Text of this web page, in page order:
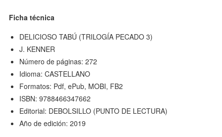
Ficha técnica
DELICIOSO TABÚ (TRILOGÍA PECADO 3)
J. KENNER
Número de páginas: 272
Idioma: CASTELLANO
Formatos: Pdf, ePub, MOBI, FB2
ISBN: 9788466347662
Editorial: DEBOLSILLO (PUNTO DE LECTURA)
Año de edición: 2019